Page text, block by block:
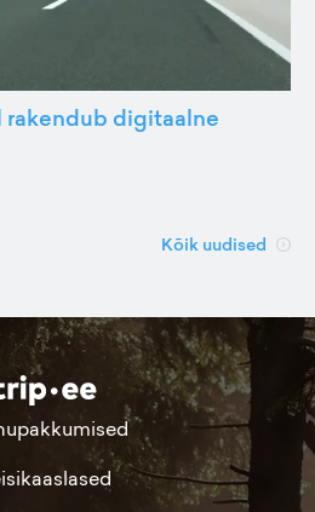
digitaalne
Kõik uudised